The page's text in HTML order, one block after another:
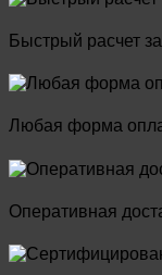
Быстрый расчет
Любая форма
Оперативная